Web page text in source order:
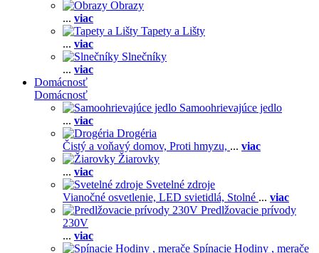
Obrazy
... viac
Tapety a Lišty
... viac
Slnečníky
... viac
Domácnosť
Domácnosť
Samoohrievajúce jedlo
... viac
Drogéria
Čistý a voňavý domov, Proti hmyzu, ... viac
Žiarovky
... viac
Svetelné zdroje
Vianočné osvetlenie, LED svietidlá, Stolné ... viac
Predlžovacie prívody
230V
... viac
Spínacie Hodiny , merače